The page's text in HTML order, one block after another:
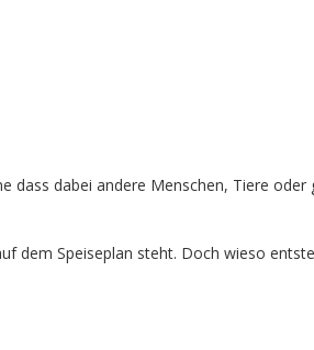
dabei andere Menschen, Tiere oder
dem Speiseplan steht. Doch wieso